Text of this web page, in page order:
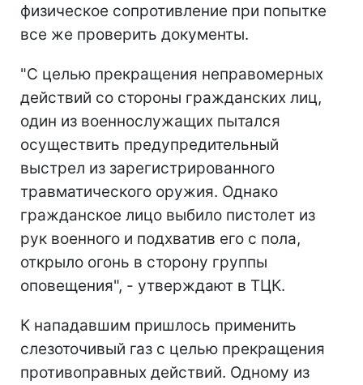
физическое сопротивление при попытке
все же проверить документы.
"С целью прекращения неправомерных
действий со стороны гражданских лиц,
один из военнослужащих пытался
осуществить предупредительный
выстрел из зарегистрированного
травматического оружия. Однако
гражданское лицо выбило пистолет из
рук военного и подхватив его с пола,
открыло огонь в сторону группы
оповещения", - утверждают в ТЦК.
К нападавшим пришлось применить
слезоточивый газ с целью прекращения
противоправных действий. Одному из